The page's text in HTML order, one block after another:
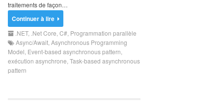
traitements de façon…
Continuer à lire
.NET, .Net Core C# Programmation parallèle
Async/Await Asynchronous Programming
Model Event-based asynchronous pattern
exécution asynchrone Task-based asynchronous
pattern